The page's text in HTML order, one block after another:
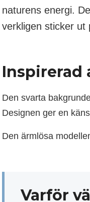
naturens energi.
verkligen sticker ut
Inspirerad
Den svarta
Designen ger en
Den ärmlösa
Varför